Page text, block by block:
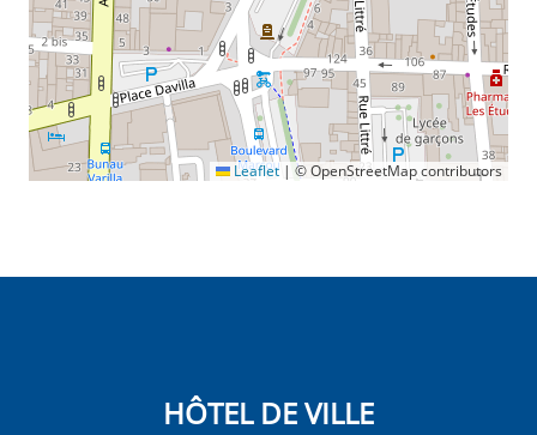
Leaflet | © OpenStreetMap contributors
HÔTEL DE VILLE